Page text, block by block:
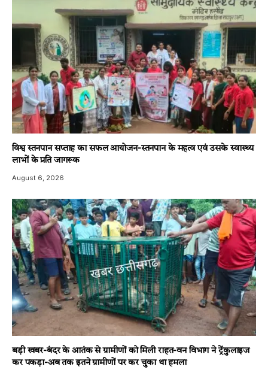
विश्व स्तनपान सप्ताह का सफल आयोजन-स्तनपान के महत्व एवं उसके स्वास्थ्य
लाभों के प्रति जागरूक
August 6, 2026
बड़ी खबर-बंदर के आतंक से ग्रामीणों को मिली राहत-वन विभाग ने ट्रेंकुलाइज
कर पकड़ा-अब तक इतने ग्रामीणों पर कर चुका था हमला